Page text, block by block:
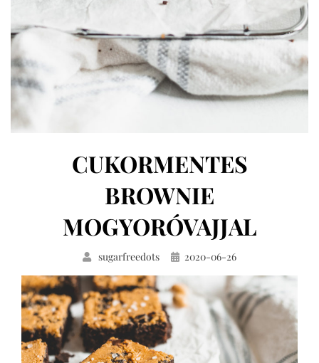
CUKORMENTES
BROWNIE
MOGYORÓVAJJAL
sugarfreedots Közzétéve
2020-06-26